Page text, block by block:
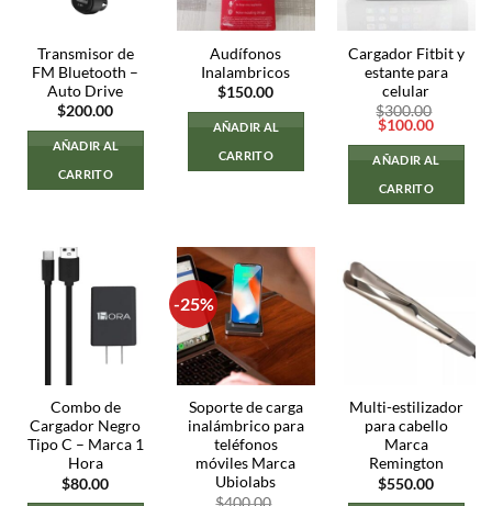
Transmisor de
FM Bluetooth –
Auto Drive
$200.00
AÑADIR AL
CARRITO
Audífonos
Inalambricos
$150.00
AÑADIR AL
CARRITO
Cargador Fitbit y
estante para
celular
$300.00
El
original
era:
$300.00.
$100.00El
actual
es:
AÑADIR AL
CARRITO
Combo de
Cargador Negro
Tipo C – Marca 1
Hora
$80.00
-25%
Soporte de carga
inalámbrico para
teléfonos
móviles Marca
Ubiolabs
$400.00
Multi-estilizador
para cabello
Marca
Remington
$550.00